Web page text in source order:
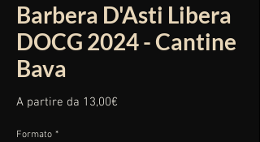
Barbera D'Asti Libera
DOCG 2024 - Cantine
Bava
A partire da 13,00€
Formato *